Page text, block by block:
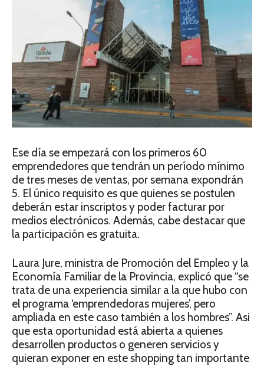
Ese día se empezará con los primeros 60
emprendedores que tendrán un período mínimo
de tres meses de ventas, por semana expondrán
5. El único requisito es que quienes se postulen
deberán estar inscriptos y poder facturar por
medios electrónicos. Además, cabe destacar que
la participación es gratuita.
Laura Jure, ministra de Promoción del Empleo y la
Economía Familiar de la Provincia, explicó que “se
trata de una experiencia similar a la que hubo con
el programa ‘emprendedoras mujeres’, pero
ampliada en este caso también a los hombres”. Asi
que esta oportunidad está abierta a quienes
desarrollen productos o generen servicios y
quieran exponer en este shopping tan importante